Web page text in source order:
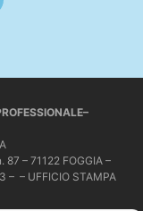
– 71122 FOGGIA –
– – UFFICIO STAMPA